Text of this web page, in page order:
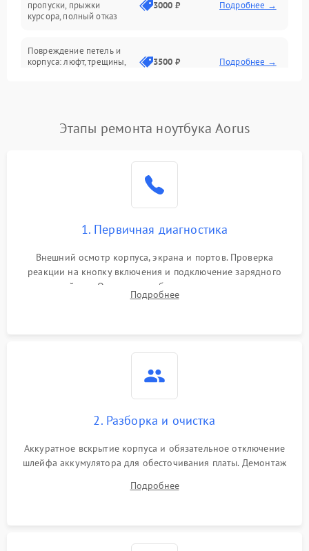
пропуски, прыжки
курсора, полный отказ
3000 ₽ Подробнее →
Повреждение петель и
корпуса: люфт, трещины,
3500 ₽ Подробнее →
невозможность зарядки,
2500 ₽ Подробнее →
2000 ₽
Перегрев из‑за пыли,
неисправности кулера
Выход из строя SSD или
HDD: медленная загрузка,
2000 ₽
Проблемы Wi‑Fi или
Этапы ремонта ноутбука Aorus
1. Первичная диагностика
Внешний осмотр корпуса, экрана и портов. Проверка
реакции на кнопку включения и подключение зарядного
устройства. Оценка потребления тока с помощью
лабораторного блока питания для локализации проблемы.
Подробнее
2. Разборка и очистка
Аккуратное вскрытие корпуса и обязательное отключение
шлейфа аккумулятора для обесточивания платы. Демонтаж
высохшей термопасты с кристаллов чипов.
Подробнее